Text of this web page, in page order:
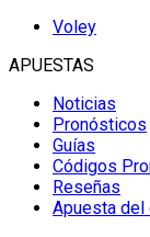
Voley
APUESTAS
Noticias
Pronósticos
Guías
Códigos
Reseñas
Apuesta del